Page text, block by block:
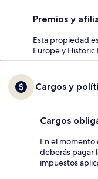
Premios y
Esta propiedad
Europe y
Cargos y
Cargos
En el
deberás pagar
impuestos